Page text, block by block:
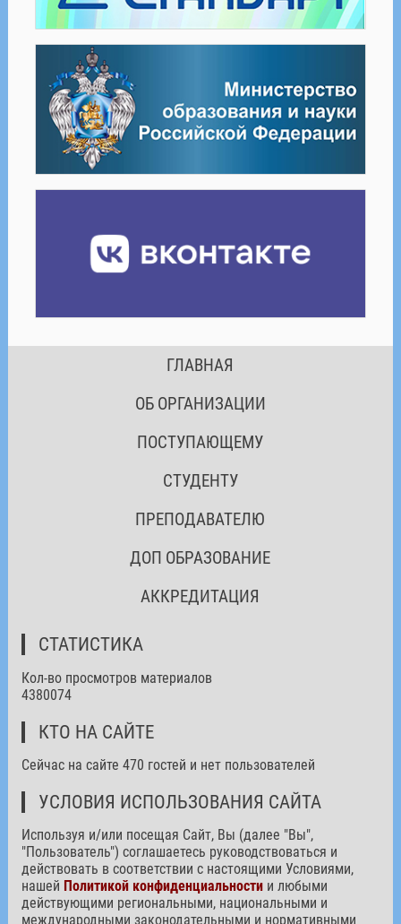
ГЛАВНАЯ
ОБ ОРГАНИЗАЦИИ
ПОСТУПАЮЩЕМУ
СТУДЕНТУ
ПРЕПОДАВАТЕЛЮ
ДОП ОБРАЗОВАНИЕ
АККРЕДИТАЦИЯ
СТАТИСТИКА
Кол-во просмотров материалов
4380074
КТО НА САЙТЕ
Сейчас на сайте 470 гостей и нет пользователей
УСЛОВИЯ ИСПОЛЬЗОВАНИЯ САЙТА
Используя и/или посещая Сайт, Вы (далее "Вы",
"Пользователь") соглашаетесь руководствоваться и
действовать в соответствии с настоящими Условиями,
нашей Политикой конфиденциальностии любыми
действующими региональными, национальными и
международными законодательными и нормативными